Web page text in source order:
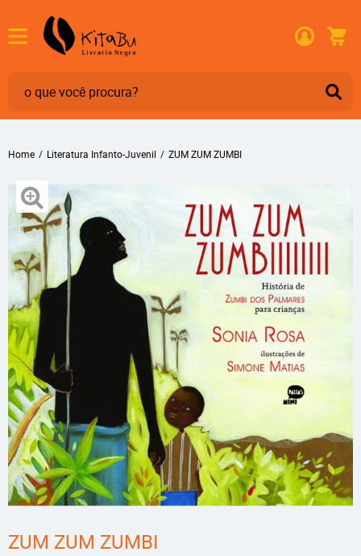
Home Literatura Infanto-Juvenil ZUM ZUM ZUMBI
ZUM ZUM ZUMBI